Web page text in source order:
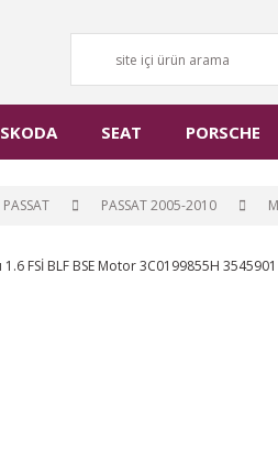
SKODA SEAT PORSCHE
PASSAT PASSAT 2005-2010